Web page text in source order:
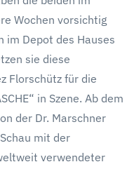
Wochen vorsichtig
im Depot des Hauses
sie diese
Florschütz für die
in Szene. Ab dem
der Dr. Marschner
mit der
verwendeter